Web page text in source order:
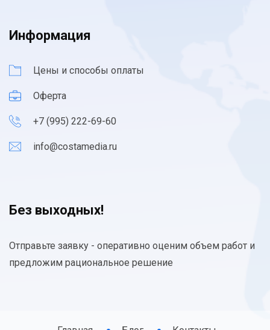
Информация
Цены и способы оплаты
Оферта
+7 (995) 222-69-60
info@costamedia.ru
Без выходных!
Отправьте заявку - оперативно оценим объем работ и
предложим рациональное решение